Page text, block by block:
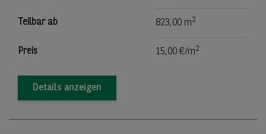
Teilbar ab 823,00 m2
Preis 15,00 €/m2
Details anzeigen